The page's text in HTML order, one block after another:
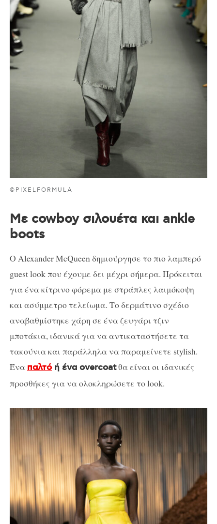
©PIXELFORMULA
Με cowboy σιλουέτα και ankle
boots
Ο Alexander McQueen δημιούργησε το πιο λαμπερό
guest look που έχουμε δει μέχρι σήμερα. Πρόκειται
για ένα κίτρινο φόρεμα με στράπλες λαιμόκοψη
και ασύμμετρο τελείωμα. Το δερμάτινο σχέδιο
αναβαθμίστηκε χάρη σε ένα ζευγάρι τζιν
μποτάκια, ιδανικά για να αντικαταστήσετε τα
τακούνια και παράλληλα να παραμείνετε stylish.
Ένα παλτόή ένα overcoatθα είναι οι ιδανικές
προσθήκες για να ολοκληρώσετε το look.